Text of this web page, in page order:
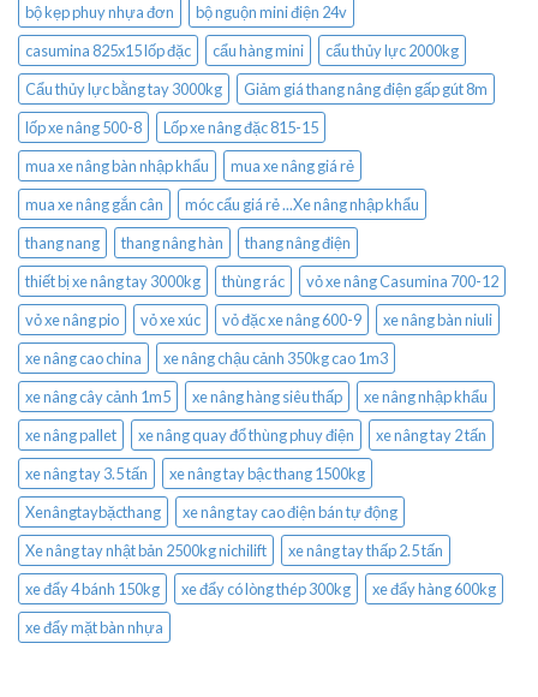
bộ kẹp phuy nhựa đơn
bộ nguộn mini điện 24v
casumina 825x15 lốp đặc
cẩu hàng mini
cẩu thủy lực 2000kg
Cẩu thủy lực bằng tay 3000kg
Giảm giá thang nâng điện gấp gút 8m
lốp xe nâng 500-8
Lốp xe nâng đặc 815-15
mua xe nâng bàn nhập khẩu
mua xe nâng giá rẻ
mua xe nâng gắn cân
móc cẩu giá rẻ ...Xe nâng nhập khẩu
thang nang
thang nâng hàn
thang nâng điện
thiết bị xe nâng tay 3000kg
thùng rác
vỏ xe nâng Casumina 700-12
vỏ xe nâng pio
vỏ xe xúc vỏ đặc xe nâng 600-9
xe nâng bàn niuli
xe nâng cao china
xe nâng chậu cảnh 350kg cao 1m3
xe nâng cây cảnh 1m5
xe nâng hàng siêu thấp
xe nâng nhập khẩu
xe nâng pallet
xe nâng quay đổ thùng phuy điện
xe nâng tay 2 tấn
xe nâng tay 3.5 tấn
xe nâng tay bậc thang 1500kg
Xenângtaybặcthang
xe nâng tay cao điện bán tự động
Xe nâng tay nhật bản 2500kg nichilift
xe nâng tay thấp 2.5 tấn
xe đẩy 4 bánh 150kg
xe đẩy có lòng thép 300kg
xe đẩy hàng 600kg
xe đẩy mặt bàn nhựa